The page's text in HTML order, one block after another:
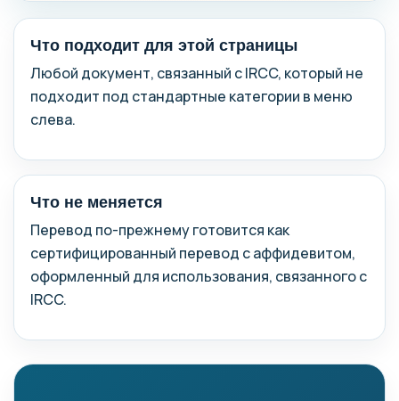
Что подходит для этой страницы
Любой документ, связанный с IRCC, который не
подходит под стандартные категории в меню
слева.
Что не меняется
Перевод по-прежнему готовится как
сертифицированный перевод с аффидевитом,
оформленный для использования, связанного с
IRCC.